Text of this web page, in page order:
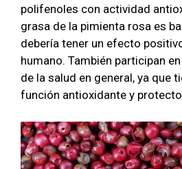
polifenoles con actividad
grasa de la pimienta rosa es
debería tener un efecto
humano. También participan
de la salud en general, ya que
función antioxidante y